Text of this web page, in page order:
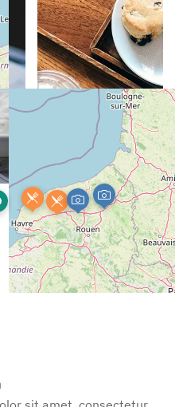
Duck and Waffles
Quam pellentesque
aliquam sem et tortor.